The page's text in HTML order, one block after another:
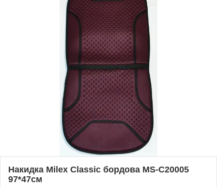
Накидка Milex Classic бордова MS-C20005
97*47см